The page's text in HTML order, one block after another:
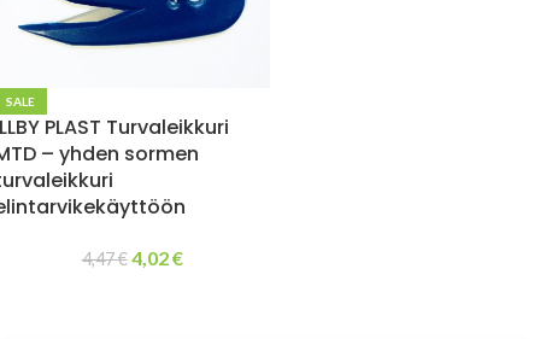
SALE
PLAST Turvaleikkuri
– yhden sormen
4,47€ 4,02€